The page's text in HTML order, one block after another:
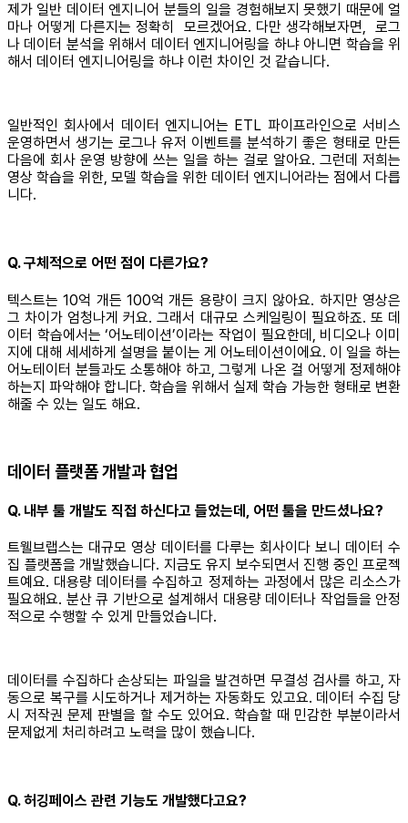
제가 일반 데이터 엔지니어 분들의 일을 경험해보지 못했기 때문에 얼
마나 어떻게 다른지는 정확히 모르겠어요. 다만 생각해보자면, 로그
나 데이터 분석을 위해서 데이터 엔지니어링을 하냐 아니면 학습을 위
해서 데이터 엔지니어링을 하냐 이런 차이인 것 같습니다.
일반적인 회사에서 데이터 엔지니어는 ETL 파이프라인으로 서비스
운영하면서 생기는 로그나 유저 이벤트를 분석하기 좋은 형태로 만든
다음에 회사 운영 방향에 쓰는 일을 하는 걸로 알아요. 그런데 저희는
영상 학습을 위한, 모델 학습을 위한 데이터 엔지니어라는 점에서 다릅
니다.
Q. 구체적으로 어떤 점이 다른가요?
텍스트는 10억 개든 100억 개든 용량이 크지 않아요. 하지만 영상은
그 차이가 엄청나게 커요. 그래서 대규모 스케일링이 필요하죠. 또 데
이터 학습에서는 ‘어노테이션’이라는 작업이 필요한데, 비디오나 이미
지에 대해 세세하게 설명을 붙이는 게 어노테이션이에요. 이 일을 하는
어노테이터 분들과도 소통해야 하고, 그렇게 나온 걸 어떻게 정제해야
하는지 파악해야 합니다. 학습을 위해서 실제 학습 가능한 형태로 변환
해줄 수 있는 일도 해요.
데이터 플랫폼 개발과 협업
Q. 내부 툴 개발도 직접 하신다고 들었는데, 어떤 툴을 만드셨나요?
트웰브랩스는 대규모 영상 데이터를 다루는 회사이다 보니 데이터 수
집 플랫폼을 개발했습니다. 지금도 유지 보수되면서 진행 중인 프로젝
트예요. 대용량 데이터를 수집하고 정제하는 과정에서 많은 리소스가
필요해요. 분산 큐 기반으로 설계해서 대용량 데이터나 작업들을 안정
적으로 수행할 수 있게 만들었습니다.
데이터를 수집하다 손상되는 파일을 발견하면 무결성 검사를 하고, 자
동으로 복구를 시도하거나 제거하는 자동화도 있고요. 데이터 수집 당
시 저작권 문제 판별을 할 수도 있어요. 학습할 때 민감한 부분이라서
문제없게 처리하려고 노력을 많이 했습니다.
Q. 허깅페이스 관련 기능도 개발했다고요?